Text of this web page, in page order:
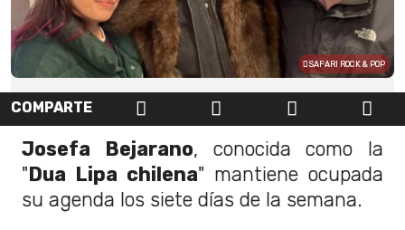
SAFARI ROCK & POP
COMPARTE
Josefa Bejarano, conocida como la
"Dua Lipa chilena" mantiene ocupada
su agenda los siete días de la semana.